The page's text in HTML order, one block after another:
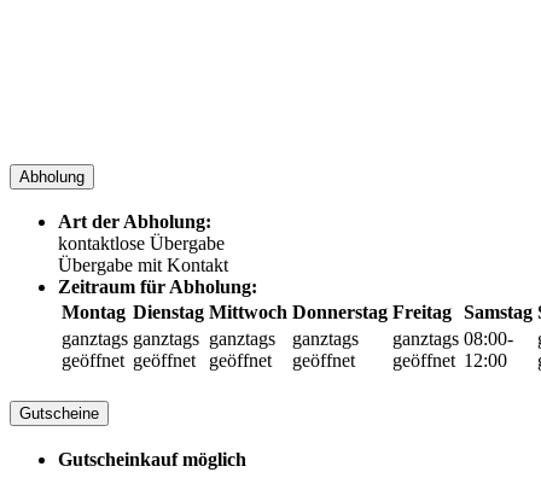
Abholung
Art der Abholung:
kontaktlose Übergabe
Übergabe mit Kontakt
Zeitraum für Abholung:
Montag Dienstag Mittwoch Donnerstag Freitag Samstag
ganztags
geöffnet
ganztags
geöffnet
ganztags
geöffnet
ganztags
geöffnet
ganztags
geöffnet
08:00-
12:00
Gutscheine
Gutscheinkauf möglich